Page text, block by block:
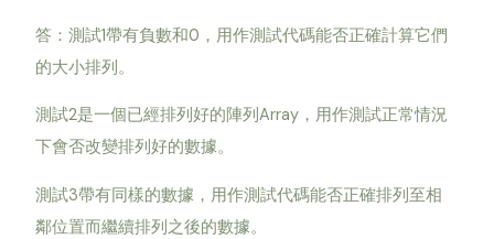
答：測試1帶有負數和0，用作測試代碼能否正確計算它們
的大小排列。
測試2是一個已經排列好的陣列Array，用作測試正常情況
下會否改變排列好的數據。
測試3帶有同樣的數據，用作測試代碼能否正確排列至相
鄰位置而繼續排列之後的數據。